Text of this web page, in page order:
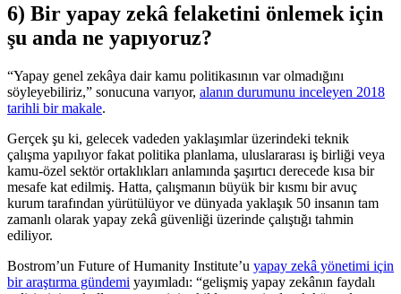
6) Bir yapay zekâ felaketini önlemek için
şu anda ne yapıyoruz?
“Yapay genel zekâya dair kamu politikasının var olmadığını
söyleyebiliriz,” sonucuna varıyor, alanın durumunu inceleyen 2018
tarihli bir makale.
Gerçek şu ki, gelecek vadeden yaklaşımlar üzerindeki teknik
çalışma yapılıyor fakat politika planlama, uluslararası iş birliği veya
kamu-özel sektör ortaklıkları anlamında şaşırtıcı derecede kısa bir
mesafe kat edilmiş. Hatta, çalışmanın büyük bir kısmı bir avuç
kurum tarafından yürütülüyor ve dünyada yaklaşık 50 insanın tam
zamanlı olarak yapay zekâ güvenliği üzerinde çalıştığı tahmin
ediliyor.
Bostrom’un Future of Humanity Institute’u yapay zekâ yönetimi için
bir araştırma gündemi yayımladı: “gelişmiş yapay zekânın faydalı